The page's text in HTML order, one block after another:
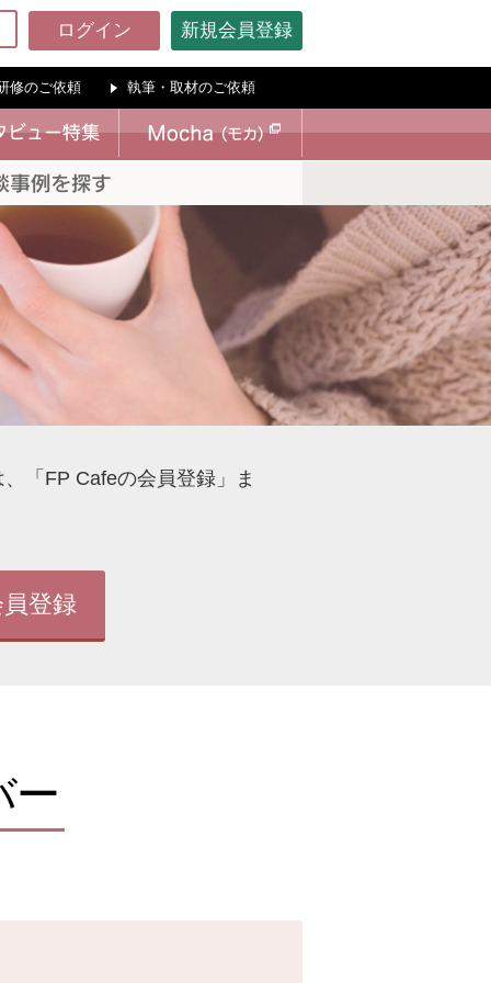
ログイン 新規会員登録
修のご依頼 執筆・取材のご依頼
「FP Cafeの会員登録」ま
登録
ー